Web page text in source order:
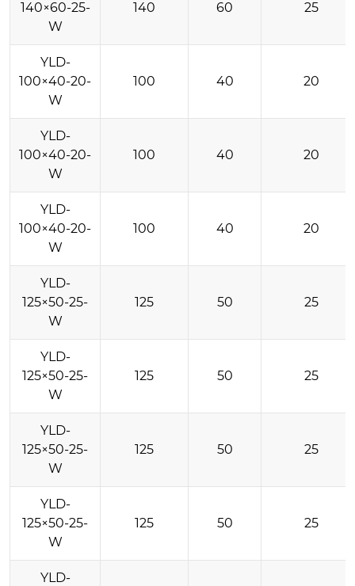
140×60-25-
W
140 60 25
YLD-
100×40-20-
W
100 40 20
YLD-
100×40-20-
W
100 40 20
YLD-
100×40-20-
W
100 40 20
YLD-
125×50-25-
W
125 50 25
YLD-
125×50-25-
W
125 50 25
YLD-
125×50-25-
W
125 50 25
YLD-
125×50-25-
W
125 50 25
YLD-